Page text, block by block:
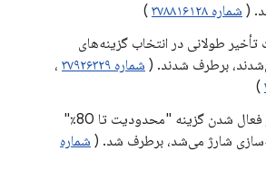
( شماره ۳۷۸۸۱۶۱۲۸
)
طولانی در انتخاب گزینه‌های
برطرف شدند. ( شماره ۳۷۹۲۶۳۲۹
،
)
مشکلی که مانع از فعال شدن گزینه "محدودیت تا 80٪"
شارژ می‌شد، برطرف شد. ( شماره